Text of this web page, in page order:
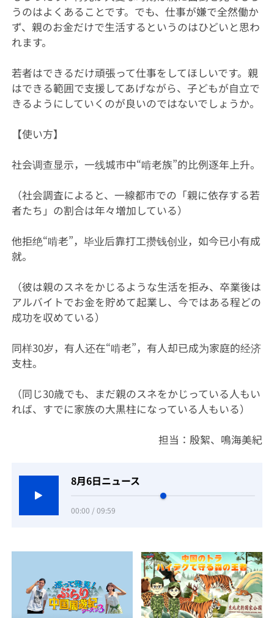
うのはよくあることです。でも、仕事が嫌で全然働か
ず、親のお金だけで生活するというのはひどいと思わ
れます。
若者はできるだけ頑張って仕事をしてほしいです。親
はできる範囲で支援してあげながら、子どもが自立で
きるようにしていくのが良いのではないでしょうか。
【使い方】
社会调查显示，一线城市中“啃老族”的比例逐年上升。
（社会調査によると、一線都市での「親に依存する若
者たち」の割合は年々増加している）
他拒绝“啃老”，毕业后靠打工攒钱创业，如今已小有成
就。
（彼は親のスネをかじるような生活を拒み、卒業後は
アルバイトでお金を貯めて起業し、今ではある程どの
成功を収めている）
同样30岁，有人还在“啃老”，有人却已成为家庭的经济
支柱。
（同じ30歳でも、まだ親のスネをかじっている人もい
れば、すでに家族の大黒柱になっている人もいる）
担当：殷絮、鳴海美紀
8月6日ニュース
00:00 / 09:59